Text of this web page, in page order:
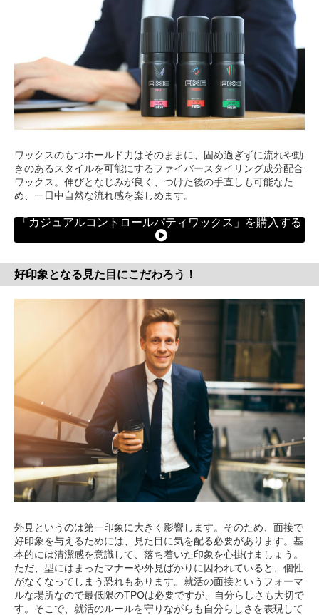
ワックスのもつホールド力はそのままに、固め過ぎずに流れや動
きのあるスタイルを可能にするファイバースタイリング成分配合
ワックス。伸びとなじみが良く、つけた後の手直しも可能なた
め、一日中自然な流れ感を楽しめます。
「カジュアルコントロールパティワックス」を購入する
好印象となる見た目にこだわろう！
外見というのは第一印象に大きく影響します。そのため、面接で
好印象を与えるためには、見た目に気を配る必要があります。基
本的には清潔感を意識して、落ち着いた印象を心掛けましょう。
ただ、型にはまったマナーや外見ばかりに囚われていると、個性
がなくなってしまう恐れもあります。就活の面接というフォーマ
ルな場所なので最低限のTPOは必要ですが、自分らしさも大切で
す。そこで、就活のルールを守りながらも自分らしさを表現して